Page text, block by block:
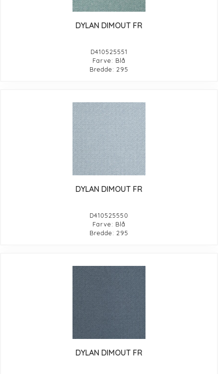
DYLAN DIMOUT FR
D410525551
Farve: Blå
Bredde: 295
DYLAN DIMOUT FR
D410525550
Farve: Blå
Bredde: 295
DYLAN DIMOUT FR